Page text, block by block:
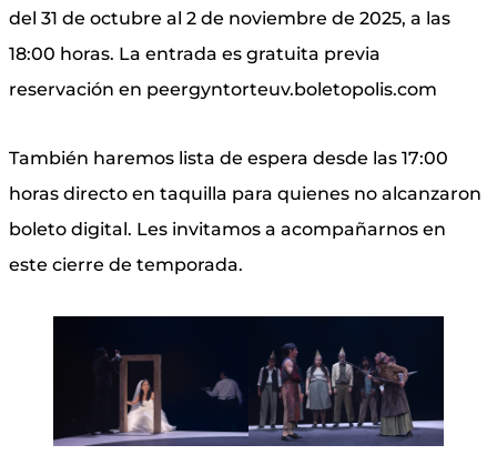
del 31 de octubre al 2 de noviembre de 2025, a las
18:00 horas. La entrada es gratuita previa
reservación en peergyntorteuv.boletopolis.com
También haremos lista de espera desde las 17:00
horas directo en taquilla para quienes no alcanzaron
boleto digital. Les invitamos a acompañarnos en
este cierre de temporada.